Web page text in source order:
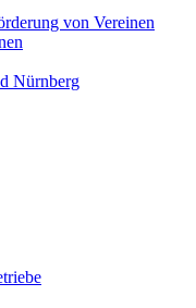
von Vereinen
Nürnberg